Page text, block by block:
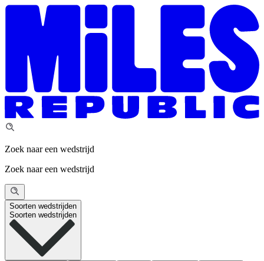
Zoek naar een wedstrijd
Zoek naar een wedstrijd
Soorten wedstrijden
Soorten wedstrijden